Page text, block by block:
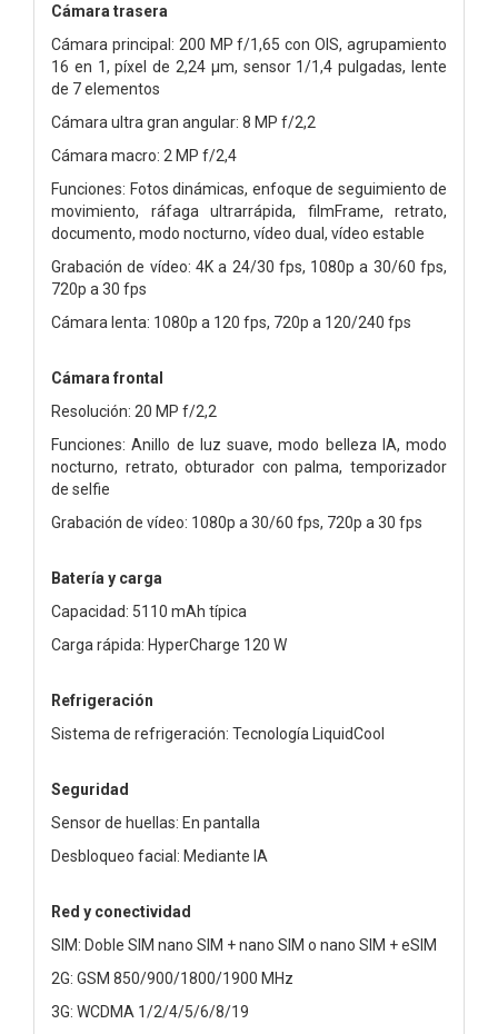
Cámara trasera
Cámara principal: 200 MP f/1,65 con OIS, agrupamiento
16 en 1, píxel de 2,24 μm, sensor 1/1,4 pulgadas, lente
de 7 elementos
Cámara ultra gran angular: 8 MP f/2,2
Cámara macro: 2 MP f/2,4
Funciones: Fotos dinámicas, enfoque de seguimiento de
movimiento, ráfaga ultrarrápida, filmFrame, retrato,
documento, modo nocturno, vídeo dual, vídeo estable
Grabación de vídeo: 4K a 24/30 fps, 1080p a 30/60 fps,
720p a 30 fps
Cámara lenta: 1080p a 120 fps, 720p a 120/240 fps
Cámara frontal
Resolución: 20 MP f/2,2
Funciones: Anillo de luz suave, modo belleza IA, modo
nocturno, retrato, obturador con palma, temporizador
de selfie
Grabación de vídeo: 1080p a 30/60 fps, 720p a 30 fps
Batería y carga
Capacidad: 5110 mAh típica
Carga rápida: HyperCharge 120 W
Refrigeración
Sistema de refrigeración: Tecnología LiquidCool
Seguridad
Sensor de huellas: En pantalla
Desbloqueo facial: Mediante IA
Red y conectividad
SIM: Doble SIM nano SIM + nano SIM o nano SIM + eSIM
2G: GSM 850/900/1800/1900 MHz
3G: WCDMA 1/2/4/5/6/8/19